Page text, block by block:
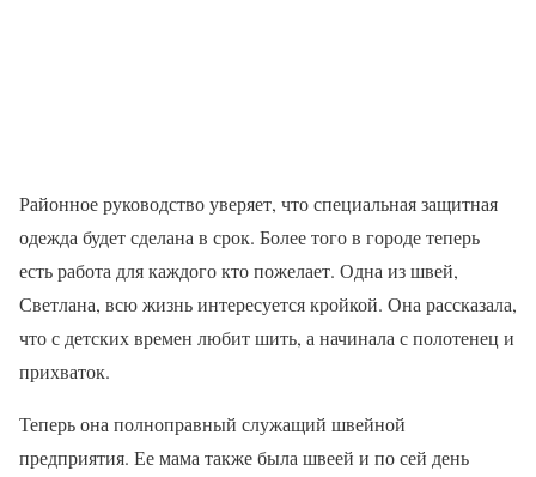
Районное руководство уверяет, что специальная защитная
одежда будет сделана в срок. Более того в городе теперь
есть работа для каждого кто пожелает. Одна из швей,
Светлана, всю жизнь интересуется кройкой. Она рассказала,
что с детских времен любит шить, а начинала с полотенец и
прихваток.
Теперь она полноправный служащий швейной
предприятия. Ее мама также была швеей и по сей день